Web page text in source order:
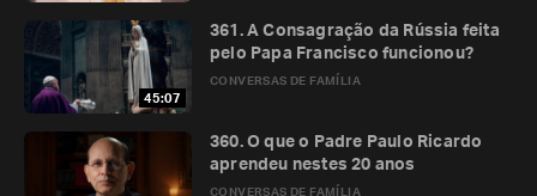
45:07
CONVERSAS DE FAMÍLIA
361. A Consagração da Rússia feita
pelo Papa Francisco funcionou?
CONVERSAS DE FAMÍLIA
360. O que o Padre Paulo Ricardo
aprendeu nestes 20 anos